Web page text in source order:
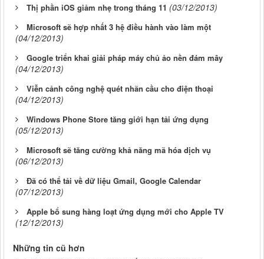
Thị phần iOS giảm nhẹ trong tháng 11 (03/12/2013)
Microsoft sẽ hợp nhất 3 hệ điều hành vào làm một
(04/12/2013)
Google triển khai giải pháp máy chủ ảo nền đám mây
(04/12/2013)
Viễn cảnh công nghệ quét nhãn cầu cho điện thoại
(04/12/2013)
Windows Phone Store tăng giới hạn tải ứng dụng
(05/12/2013)
Microsoft sẽ tăng cường khả năng mã hóa dịch vụ
(06/12/2013)
Đã có thể tải về dữ liệu Gmail, Google Calendar
(07/12/2013)
Apple bổ sung hàng loạt ứng dụng mới cho Apple TV
(12/12/2013)
Những tin cũ hơn